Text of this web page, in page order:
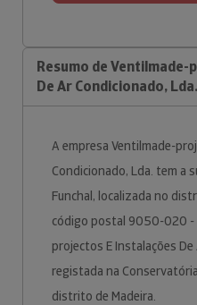
Resumo de
De Ar Condicionado, Lda.
A empresa Ventilmade-
Condicionado, Lda. tem a
Funchal, localizada no
código postal 9050-020 -
projectos E Instalações
registada na
distrito de Madeira.